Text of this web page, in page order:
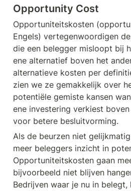
Opportunity Cost
Opportuniteitskosten
Engels) vertegenwoordigen
die een belegger misloopt bij
ene alternatief boven het
alternatieve kosten per
zien we ze gemakkelijk over
potentiële gemiste kansen
ene investering verkiest
voor betere besluitvorming.
Als de beurzen niet
meer beleggers inzicht in
Opportuniteitskosten gaan
bijvoorbeeld niet blijven
Bedrijven waar je nu in belegt,